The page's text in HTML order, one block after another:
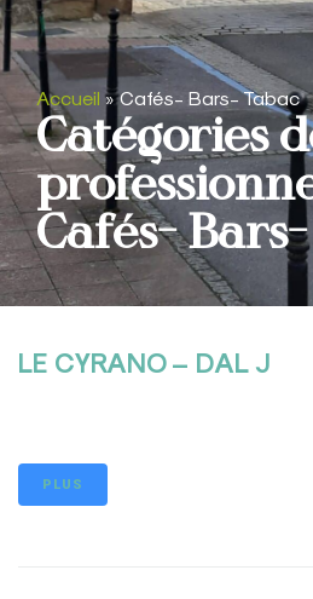
Accueil »Cafés- Bars- Tabac
Catégories
Cafés-
LE CYRANO – DAL J
PLUS